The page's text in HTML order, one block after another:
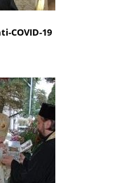
COVID-19